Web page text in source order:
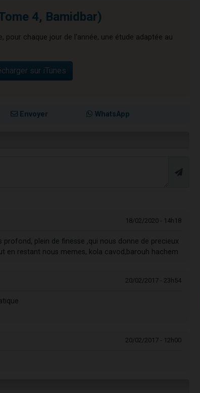
4, Bamidbar)
pour chaque jour de l'année, une étude adaptée au
sur iTunes
Envoyer WhatsApp
18/02/2020 - 14h18
plein de finesse ,qui nous donne de precieux
en restant nous memes, kola cavod,barouh hachem
20/02/2017 - 23h54
20/02/2017 - 12h00